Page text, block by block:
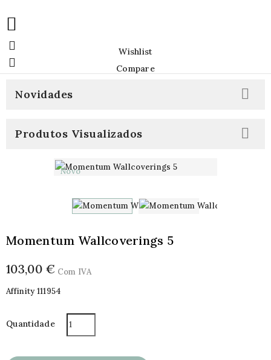

 Wishlist
 Compare
Novidades 
Produtos Visualizados 
Novo
Momentum Wallcoverings 5
103,00 € Com IVA
Affinity 111954
Quantidade